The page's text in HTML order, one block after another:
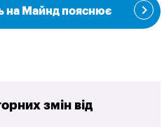
на Майнд пояснює
змін від